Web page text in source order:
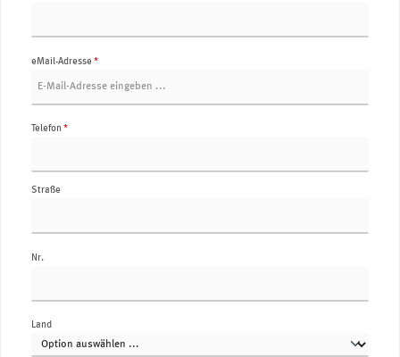
eMail-Adresse *
Telefon *
Straße
Nr.
Land